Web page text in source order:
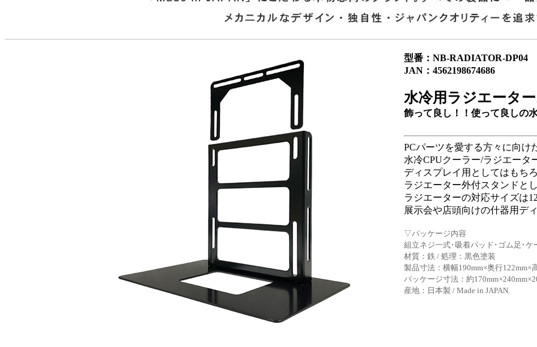
型番：NB-RADIATOR-DP04
JAN：4562198674686
水冷用ラジエータ
飾って良し！！使って良しの
PCパーツを愛する方々に向け
水冷CPUクーラー/ラジエータ
ディスプレイ用としてはもち
ラジエーター外付スタンドと
ラジエーターの対応サイズは
展示会や店頭向けの什器用デ
▽パッケージ内容
組立ネジ一式･吸着パッド･ゴム足･ケ
材質：鉄 / 処理：黒色塗装
製品寸法：横幅190mm×奥行
パッケージ寸法：約
産地：日本製 / Made in JAPAN.